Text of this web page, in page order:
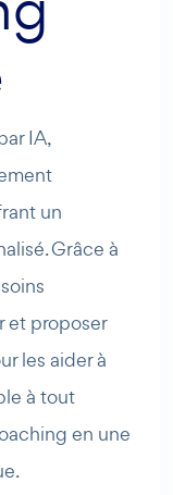
IA,
un
Grâce à
et proposer
les aider à
à tout
en une